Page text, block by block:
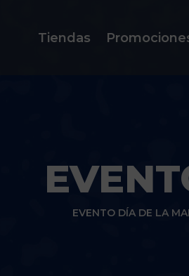
Tiendas
EVENTO DÍA DE LA